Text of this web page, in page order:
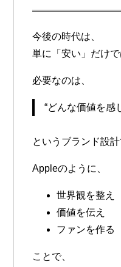
今後の時代は、
単に「安い」だけ
必要なのは、
“どんな価値を感
というブランド設計
Appleのように、
世界観を整え
価値を伝え
ファンを作る
ことで、